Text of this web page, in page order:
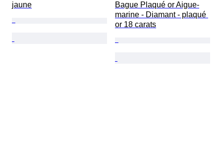
jaune
Bague Plaqué or Aigue-
marine - Diamant - plaqué
or 18 carats